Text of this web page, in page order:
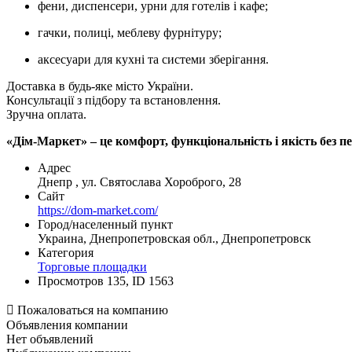
фени, диспенсери, урни для готелів і кафе;
гачки, полиці, меблеву фурнітуру;
аксесуари для кухні та системи зберігання.
Доставка в будь-яке місто України.
Консультації з підбору та встановлення.
Зручна оплата.
«Дім-Маркет» – це комфорт, функціональність і якість без
Адрес
Днепр , ул. Святослава Хороброго, 28
Сайт
https://dom-market.com/
Город/населенный пункт
Украина, Днепропетровская обл., Днепропетровск
Категория
Торговые площадки
Просмотров 135, ID 1563
 Пожаловаться на компанию
Объявления компании
Нет объявлений